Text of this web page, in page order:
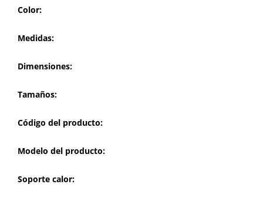
Color:
Medidas:
Dimensiones:
Tamaños:
Código del producto:
Modelo del producto:
Soporte calor: